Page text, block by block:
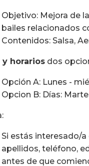
Objetivo: Mejora de
bailes relacionados
Contenidos: Salsa,
y horarios dos
Opción A: Lunes -
Opcion B: Días:
Si estás interesado/
apellidos, teléfono,
antes de que